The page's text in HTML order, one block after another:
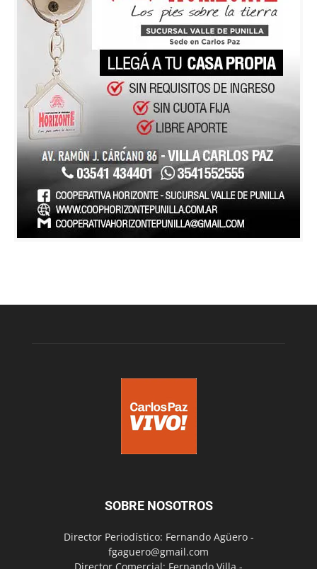
SOBRE NOSOTROS
Director Periodístico: Fernando Agüero -
fgaguero@gmail.com